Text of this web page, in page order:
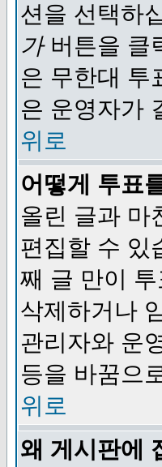
션을 선택하
가버튼을 클
은 무한대 투
은 운영자가
위로
어떻게 투표
올린 글과 마
편집할 수 있
째 글 만이
삭제하거나
관리자와 운
등을 바꿈으
위로
왜 게시판에